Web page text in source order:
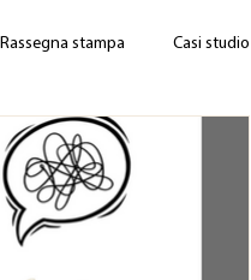
Rassegna stampa Casi studio